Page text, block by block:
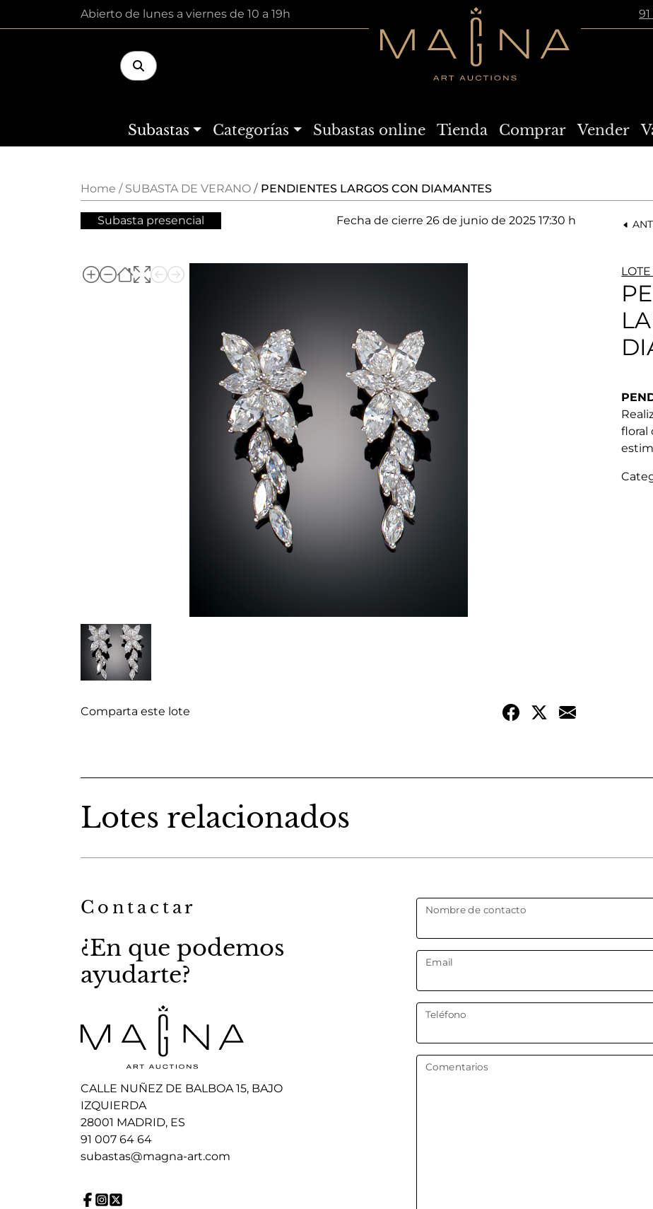
Abierto de lunes a viernes de 10 a 19h
Subastas Categorías Subastas online Tienda Comprar Vender
Home SUBASTA DE VERANO PENDIENTES LARGOS CON DIAMANTES
Subasta presencial Fecha de cierre26 de junio de 2025 17:30 h
floral
Comparta este lote
Lotes relacionados
Contactar
¿En que podemos
ayudarte?
CALLE NUÑEZ DE BALBOA 15, BAJO
IZQUIERDA
28001 MADRID, ES
91 007 64 64
subastas@magna-art.com
Nombre de contacto
Email
Teléfono
Comentarios